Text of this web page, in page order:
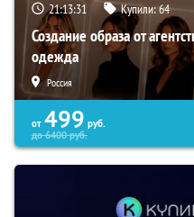
21:13:30 Купили:64
Создание образа от
одежда
Россия
от 499 руб.
до6400руб.